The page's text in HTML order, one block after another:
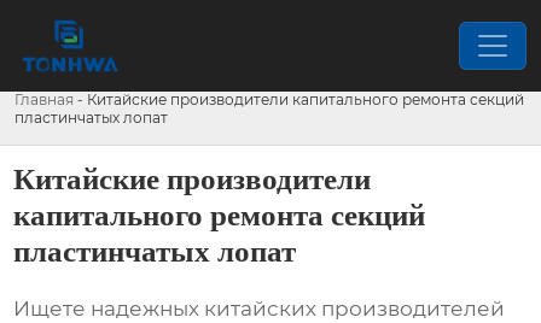
Главная - Китайские производители капитального ремонта секций
пластинчатых лопат
Китайские производители
капитального ремонта секций
пластинчатых лопат
Ищете надежных китайских производителей